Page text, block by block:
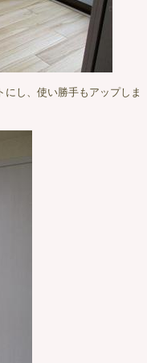
し、使い勝手もアップしま